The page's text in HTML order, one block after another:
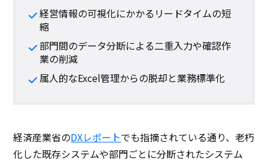
経営情報の可視化にかかるリードタイムの短
縮
部門間のデータ分断による二重入力や確認作
業の削減
属人的なExcel管理からの脱却と業務標準化
経済産業省のDXレポートでも指摘されている通り、老朽
化した既存システムや部門ごとに分断されたシステム